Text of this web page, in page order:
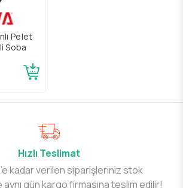
Pelet
Soba
Hızlı Teslimat
kadar verilen siparişleriniz stok
gün kargo firmasına teslim edilir!